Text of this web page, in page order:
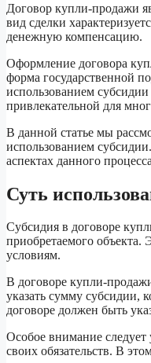
Договор купли-продажи
вид сделки
денежную компенсацию.
Оформление договора
форма государственной
использованием
привлекательной для
В данной статье мы
использованием
аспектах данного
Суть
Субсидия в договоре
приобретаемого объекта.
условиям.
В договоре купли-
указать сумму субсидии,
договоре должен быть
Особое внимание следует
своих обязательств. В